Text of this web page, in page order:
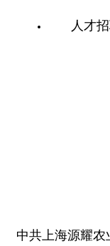
人才
中共上海源耀农